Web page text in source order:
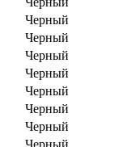
Черный
Черный
Черный
Черный
Черный
Черный
Черный
Черный